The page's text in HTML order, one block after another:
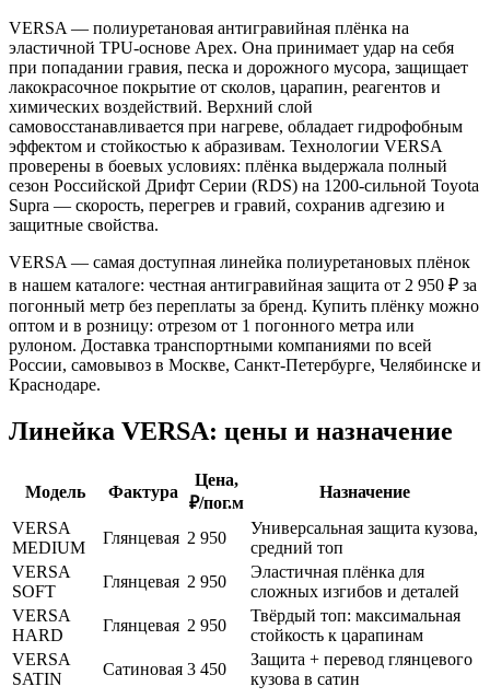
VERSA — полиуретановая антигравийная плёнка на
эластичной TPU-основе Apex. Она принимает удар на себя
при попадании гравия, песка и дорожного мусора, защищает
лакокрасочное покрытие от сколов, царапин, реагентов и
химических воздействий. Верхний слой
самовосстанавливается при нагреве, обладает гидрофобным
эффектом и стойкостью к абразивам. Технологии VERSA
проверены в боевых условиях: плёнка выдержала полный
сезон Российской Дрифт Серии (RDS) на 1200-сильной Toyota
Supra — скорость, перегрев и гравий, сохранив адгезию и
защитные свойства.
VERSA — самая доступная линейка полиуретановых плёнок
в нашем каталоге: честная антигравийная защита от 2 950 ₽ за
погонный метр без переплаты за бренд. Купить плёнку можно
оптом и в розницу: отрезом от 1 погонного метра или
рулоном. Доставка транспортными компаниями по всей
России, самовывоз в Москве, Санкт-Петербурге, Челябинске и
Краснодаре.
Линейка VERSA: цены и назначение
Модель Фактура
Цена,
₽/пог.м
Назначение
VERSA
MEDIUM
Глянцевая 2 950
Универсальная защита кузова,
средний топ
VERSA
SOFT
Глянцевая 2 950
Эластичная плёнка для
сложных изгибов и деталей
VERSA
HARD
Глянцевая 2 950
Твёрдый топ: максимальная
стойкость к царапинам
VERSA
SATIN
Сатиновая 3 450
Защита + перевод глянцевого
кузова в сатин